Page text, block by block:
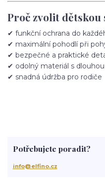
Proč zvolit
✔ funkční ochrana do
✔ maximální pohodlí při
✔ bezpečné a praktické
✔ odolný materiál s
✔ snadná údržba pro rodiče
Potřebujete poradit?
info@elfino.cz